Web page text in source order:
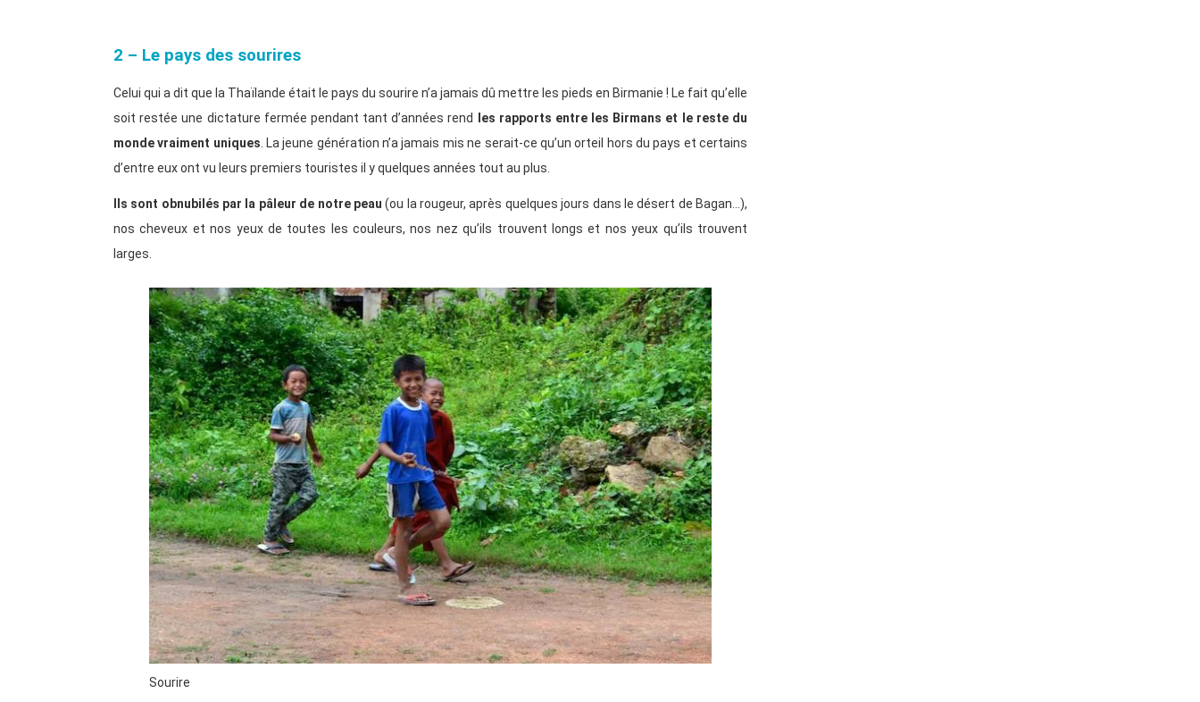
2 – Le pays des sourires
Celui qui a dit que la Thaïlande était le pays du sourire n’a jamais dû mettre les pieds en Birmanie ! Le fait qu’elle
soit restée une dictature fermée pendant tant d’années rend
les rapports entre les Birmans et le reste du
monde vraiment uniques. La jeune génération n’a jamais mis ne serait-ce qu’un orteil hors du pays et certains
d’entre eux ont vu leurs premiers touristes il y quelques années tout au plus.
Ils sont obnubilés par la pâleur de notre peau (ou la rougeur, après quelques jours dans le désert de Bagan…),
nos cheveux et nos yeux de toutes les couleurs, nos nez qu’ils trouvent longs et nos yeux qu’ils trouvent
larges.
Sourire